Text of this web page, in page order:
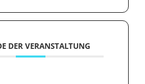
DER VERANSTALTUNG